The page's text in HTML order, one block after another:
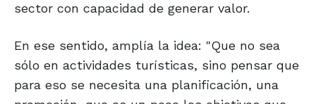
sector con capacidad de generar valor.
En ese sentido, amplía la idea: "Que no sea
sólo en actividades turísticas, sino pensar que
para eso se necesita una planificación, una